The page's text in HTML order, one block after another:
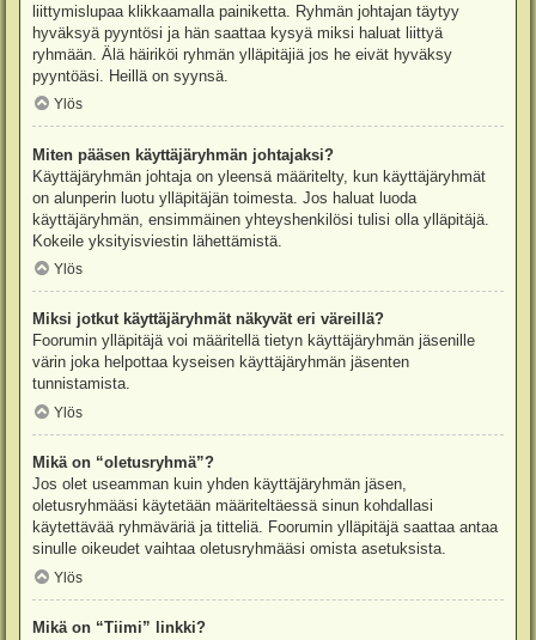
liittymislupaa klikkaamalla painiketta. Ryhmän johtajan täytyy
hyväksyä pyyntösi ja hän saattaa kysyä miksi haluat liittyä
ryhmään. Älä häiriköi ryhmän ylläpitäjiä jos he eivät hyväksy
pyyntöäsi. Heillä on syynsä.
Ylös
Miten pääsen käyttäjäryhmän johtajaksi?
Käyttäjäryhmän johtaja on yleensä määritelty, kun käyttäjäryhmät
on alunperin luotu ylläpitäjän toimesta. Jos haluat luoda
käyttäjäryhmän, ensimmäinen yhteyshenkilösi tulisi olla ylläpitäjä.
Kokeile yksityisviestin lähettämistä.
Ylös
Miksi jotkut käyttäjäryhmät näkyvät eri väreillä?
Foorumin ylläpitäjä voi määritellä tietyn käyttäjäryhmän jäsenille
värin joka helpottaa kyseisen käyttäjäryhmän jäsenten
tunnistamista.
Ylös
Mikä on “oletusryhmä”?
Jos olet useamman kuin yhden käyttäjäryhmän jäsen,
oletusryhmääsi käytetään määriteltäessä sinun kohdallasi
käytettävää ryhmäväriä ja titteliä. Foorumin ylläpitäjä saattaa antaa
sinulle oikeudet vaihtaa oletusryhmääsi omista asetuksista.
Ylös
Mikä on “Tiimi” linkki?